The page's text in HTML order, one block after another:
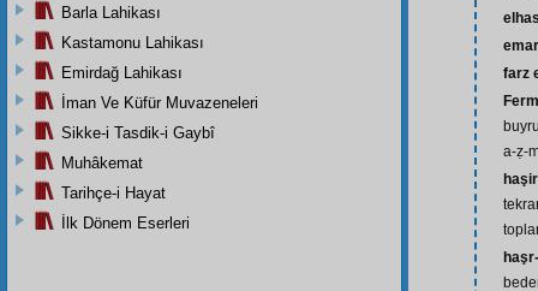
farz
a-ẓ-
haşir
Barla Lahikası
Kastamonu Lahikası
Emirdağ Lahikası
İman Ve Küfür Muvazeneleri
Sikke-i Tasdik-i Gaybî
Muhâkemat
Tarihçe-i Hayat
İlk Dönem Eserleri